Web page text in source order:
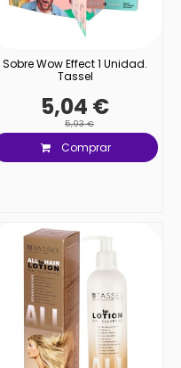
Sobre Wow Effect 1 Unidad.
Tassel
5,04 €
5,93 €
Comprar